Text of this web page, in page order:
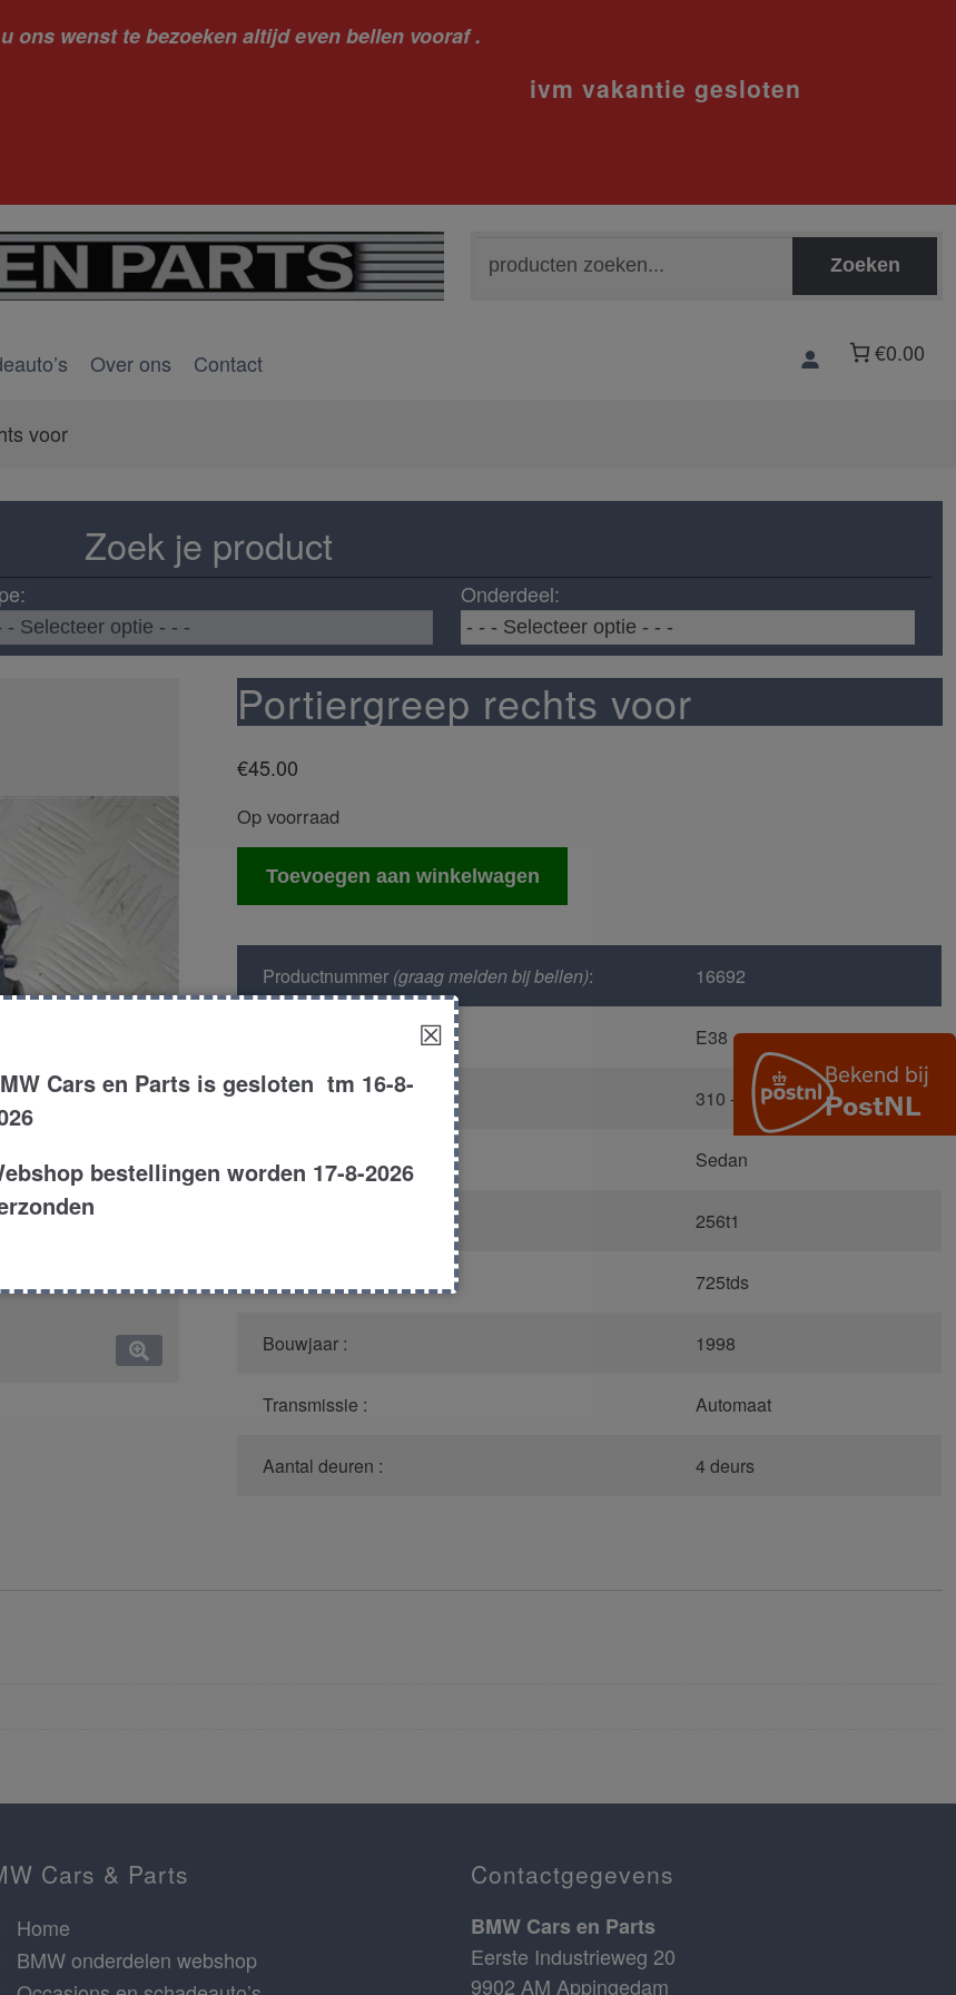
ons wenst te bezoeken altijd even bellen vooraf .
gesloten
naar:
Zoeken
Over ons Contact €0.00
voor
Zoek je product
Onderdeel:
Portiergreep rechts voor
€45.00
Op voorraad
Portiergreep
Toevoegen aan winkelwagen
Productnummer (graag melden bij bellen): 16692
E38
Kleur : 310 - Fjordgrau Metallic
Carroserie : Sedan
256t1
725tds
Bouwjaar : 1998
Transmissie : Automaat
Aantal deuren : 4 deurs
Cars & Parts
Home
BMW onderdelen webshop
Contactgegevens
BMW Cars en Parts
Eerste Industrieweg 20
9902 AM Appingedam
☒
Cars en Parts is gesloten tm 16-8-
bestellingen worden 17-8-2026